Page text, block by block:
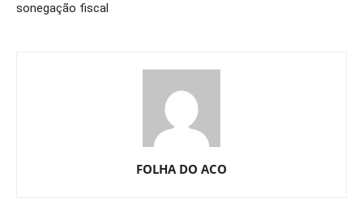
sonegação fiscal
FOLHA DO ACO